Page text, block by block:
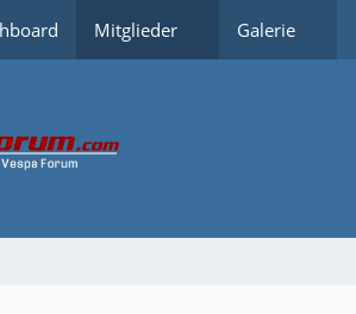
Mitglieder Galerie